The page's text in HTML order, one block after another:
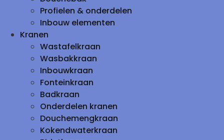
Profielen & onderdelen
Inbouw elementen
Kranen
Wastafelkraan
Wasbakkraan
Inbouwkraan
Fonteinkraan
Badkraan
Onderdelen kranen
Douchemengkraan
Kokendwaterkraan